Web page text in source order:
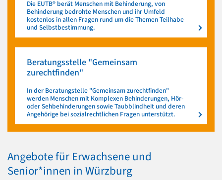
Die EUTB® berät Menschen mit Behinderung, von
Behinderung bedrohte Menschen und ihr Umfeld
kostenlos in allen Fragen rund um die Themen Teilhabe
und Selbstbestimmung.
Beratungsstelle "Gemeinsam
zurechtfinden"
In der Beratungstelle "Gemeinsam zurechtfinden"
werden Menschen mit Komplexen Behinderungen, Hör-
oder Sehbehinderungen sowie Taubblindheit und deren
Angehörige bei sozialrechtlichen Fragen unterstützt.
Angebote für Erwachsene und
Senior*innen in Würzburg